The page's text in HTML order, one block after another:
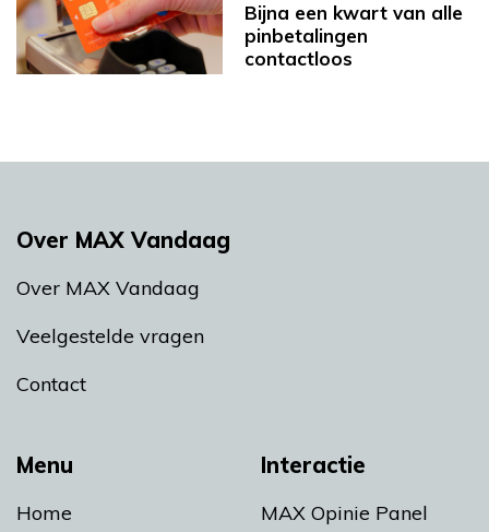
Bijna een kwart van alle
pinbetalingen
contactloos
Menu
Home
Interactie
MAX Opinie Panel
Over MAX Vandaag
Over MAX Vandaag
Veelgestelde vragen
Contact